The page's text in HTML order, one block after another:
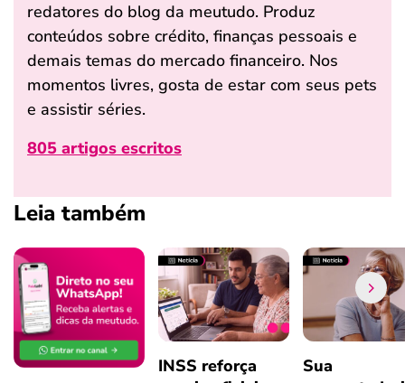
redatores do blog da meutudo. Produz
conteúdos sobre crédito, finanças pessoais e
demais temas do mercado financeiro. Nos
momentos livres, gosta de estar com seus pets
e assistir séries.
805 artigos escritos
Leia também
INSS reforça
Sua